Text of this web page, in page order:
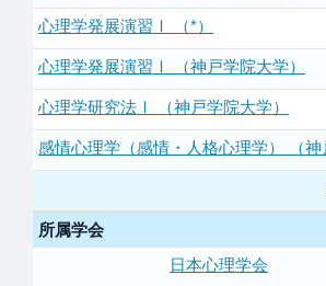
心理学発展演習Ⅰ （*）
心理学発展演習Ⅰ （神戸学院大学）
心理学研究法Ⅰ （神戸学院大学）
感情心理学（感情・人格心理学） （神
所属学会
日本心理学会